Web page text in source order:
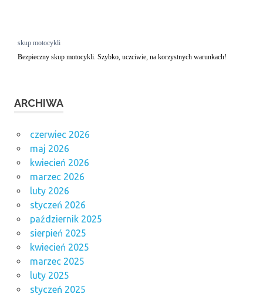
laserem opinie
skup motocykli
Bezpieczny skup motocykli. Szybko, uczciwie, na korzystnych warunkach!
ARCHIWA
czerwiec 2026
maj 2026
kwiecień 2026
marzec 2026
luty 2026
styczeń 2026
październik 2025
sierpień 2025
kwiecień 2025
marzec 2025
luty 2025
styczeń 2025